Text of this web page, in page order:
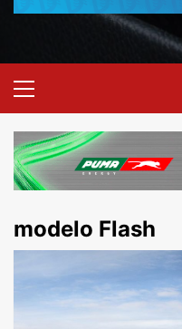
modelo Flash